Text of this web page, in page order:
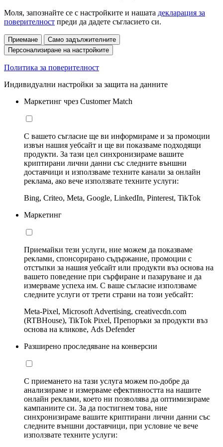
Моля, запознайте се с настройките и нашата декларация за
поверителност преди да дадете съгласието си.
Приемане
Само задължителните
Персонализиране на настройките
Политика за поверителност
Индивидуални настройки за защита на данните
Маркетинг чрез Customer Match
С вашето съгласие ще ви информираме и за промоции
извън нашия уебсайт и ще ви показваме подходящи
продукти. За тази цел синхронизираме вашите
криптирани лични данни със следните външни
доставчици и използваме техните канали за онлайн
реклама, ако вече използвате техните услуги:
Bing, Criteo, Meta, Google, LinkedIn, Pinterest, TikTok
Маркетинг
Приемайки тези услуги, ние можем да показваме
реклами, спонсорирано съдържание, промоции с
отстъпки за нашия уебсайт или продукти въз основа на
вашето поведение при сърфиране и пазаруване и да
измерваме успеха им. С ваше съгласие използваме
следните услуги от трети страни на този уебсайт:
Meta-Pixel, Microsoft Advertising, creativecdn.com
(RTBHouse), TikTok Pixel, Препоръки за продукти въз
основа на кликове, Ads Defender
Разширено проследяване на конверсии
С приемането на тази услуга можем по-добре да
анализираме и измерваме ефективността на нашите
онлайн реклами, което ни позволява да оптимизираме
кампаниите си. За да постигнем това, ние
синхронизираме вашите криптирани лични данни със
следните външни доставчици, при условие че вече
използвате техните услуги: